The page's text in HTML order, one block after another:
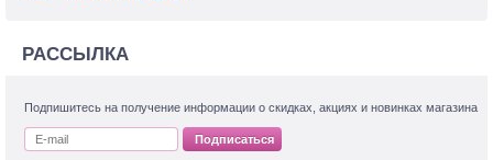
РАССЫЛКА
Подпишитесь на получение информации о скидках, акциях и новинках магазина
Подписаться